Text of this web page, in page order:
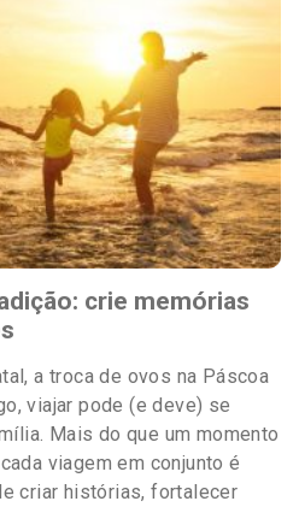
crie memórias
a troca de ovos na Páscoa
viajar pode (e deve) se
Mais do que um momento
viagem em conjunto é
criar histórias, fortalecer